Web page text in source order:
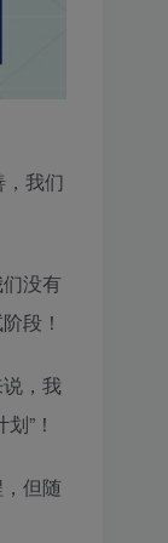
我们
没有
段！
，我
”！
但随